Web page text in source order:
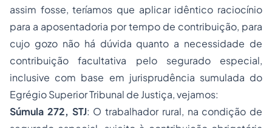
assim fosse, teríamos que aplicar idêntico raciocínio
para a aposentadoria por tempo de contribuição, para
cujo gozo não há dúvida quanto a necessidade de
contribuição facultativa pelo segurado especial,
inclusive com base em jurisprudência sumulada do
Egrégio Superior Tribunal de Justiça, vejamos:
Súmula 272, STJ: O trabalhador rural, na condição de